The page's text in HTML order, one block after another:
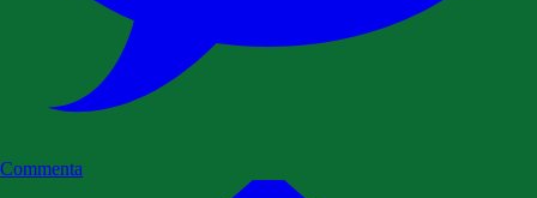
Commenta